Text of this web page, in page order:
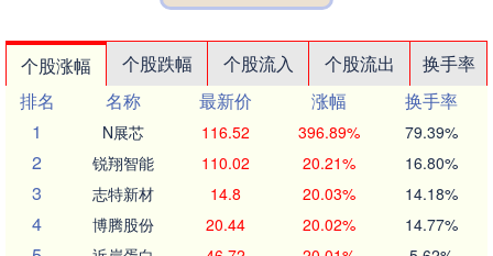
个股涨幅 个股跌幅 个股流入 个股流出
换手率
排名
名称 最新价 涨幅
换手率
1
N展芯 116.52 396.89% 79.39%
2 锐翔智能 110.02 20.21% 16.80%
3 志特新材 14.8 20.03% 14.18%
4 博腾股份 20.44 20.02% 14.77%